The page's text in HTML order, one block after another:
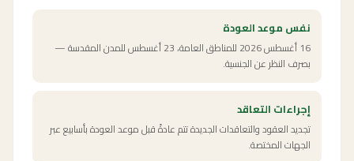
نفس موعد العودة
16 أغسطس 2026 للمناطق العامة، 23 أغسطس للمدن المقدسة —
بصرف النظر عن الجنسية.
إجراءات التعاقد
تجديد العقود والتعاقدات الجديدة تتم عادةً قبل موعد العودة بأسابيع عبر
الجهات المختصة.